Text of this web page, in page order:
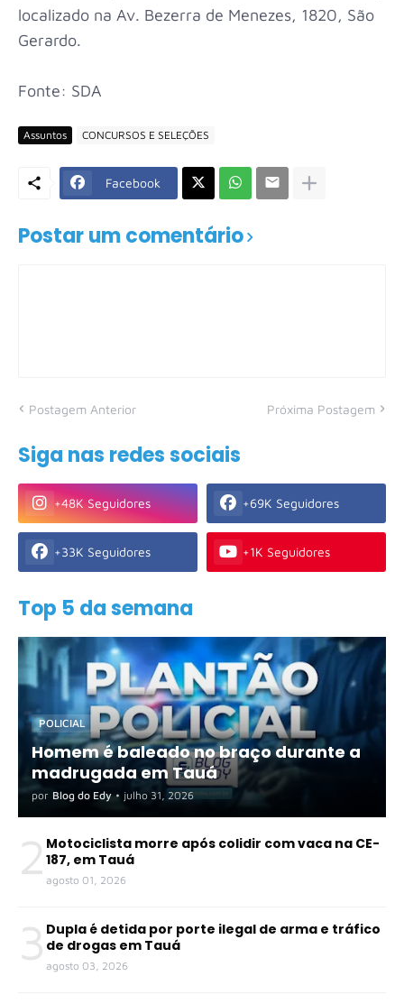
localizado na Av. Bezerra de Menezes, 1820, São
Gerardo.
Fonte: SDA
Assuntos CONCURSOS E SELEÇÕES
Facebook
Postar um comentário
Postagem Anterior Próxima Postagem
Siga nas redes sociais
+48K Seguidores +69K Seguidores
+33K Seguidores +1K Seguidores
Top 5 da semana
POLICIAL
Homem é baleado no braço durante a
madrugada em Tauá
por Blog do Edy • julho 31, 2026
2 Motociclista morre após colidir com vaca na CE-
187, em Tauá
agosto 01, 2026
3 Dupla é detida por porte ilegal de arma e tráfico
de drogas em Tauá
agosto 03, 2026